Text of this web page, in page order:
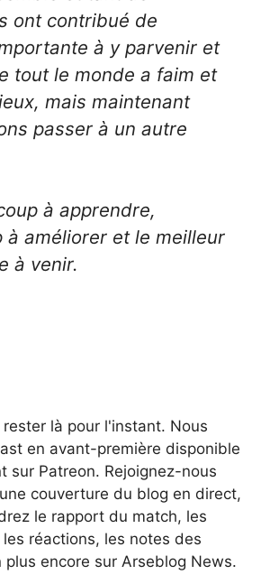
ont contribué de
à y parvenir et
tout le monde a faim et
mais maintenant
passer à un autre
à apprendre,
à améliorer et le meilleur
à venir.
rester là pour l'instant. Nous
en avant-première disponible
sur Patreon. Rejoignez-nous
couverture du blog en direct,
le rapport du match, les
réactions, les notes des
plus encore sur Arseblog News.